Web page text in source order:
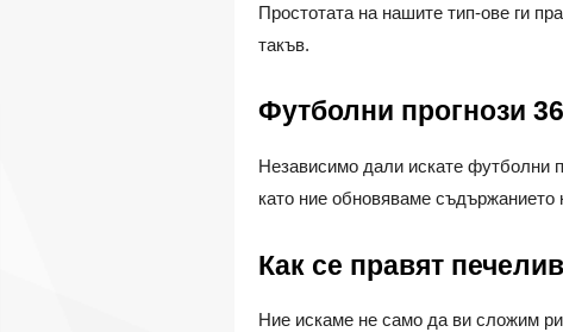
Простотата на нашите тип-ове ги
такъв.
Футболни прогнози
Независимо дали искате футболни
като ние обновяваме съдържанието
Как се правят
Ние искаме не само да ви сложим